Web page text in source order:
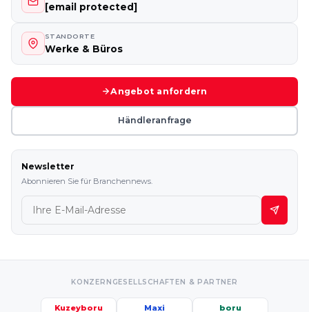
[email protected]
STANDORTE
Werke & Büros
Angebot anfordern
Händleranfrage
Newsletter
Abonnieren Sie für Branchennews.
KONZERNGESELLSCHAFTEN & PARTNER
Kuzeyboru
Maxi
boru